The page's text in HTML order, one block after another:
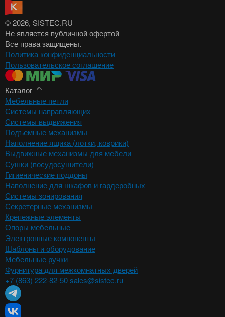
© 2026, SISTEC.RU
Не является публичной офертой
Все права защищены.
Политика конфиденциальности
Пользовательское соглашение
Каталог
Мебельные петли
Системы направляющих
Системы выдвижения
Подъемные механизмы
Наполнение ящика (лотки, коврики)
Выдвижные механизмы для мебели
Сушки (посудосушители)
Гигиенические поддоны
Наполнение для шкафов и гардеробных
Системы зонирования
Секретерные механизмы
Крепежные элементы
Опоры мебельные
Электронные компоненты
Шаблоны и оборудование
Мебельные ручки
Фурнитура для межкомнатных дверей
+7 (863) 222-82-50sales@sistec.ru